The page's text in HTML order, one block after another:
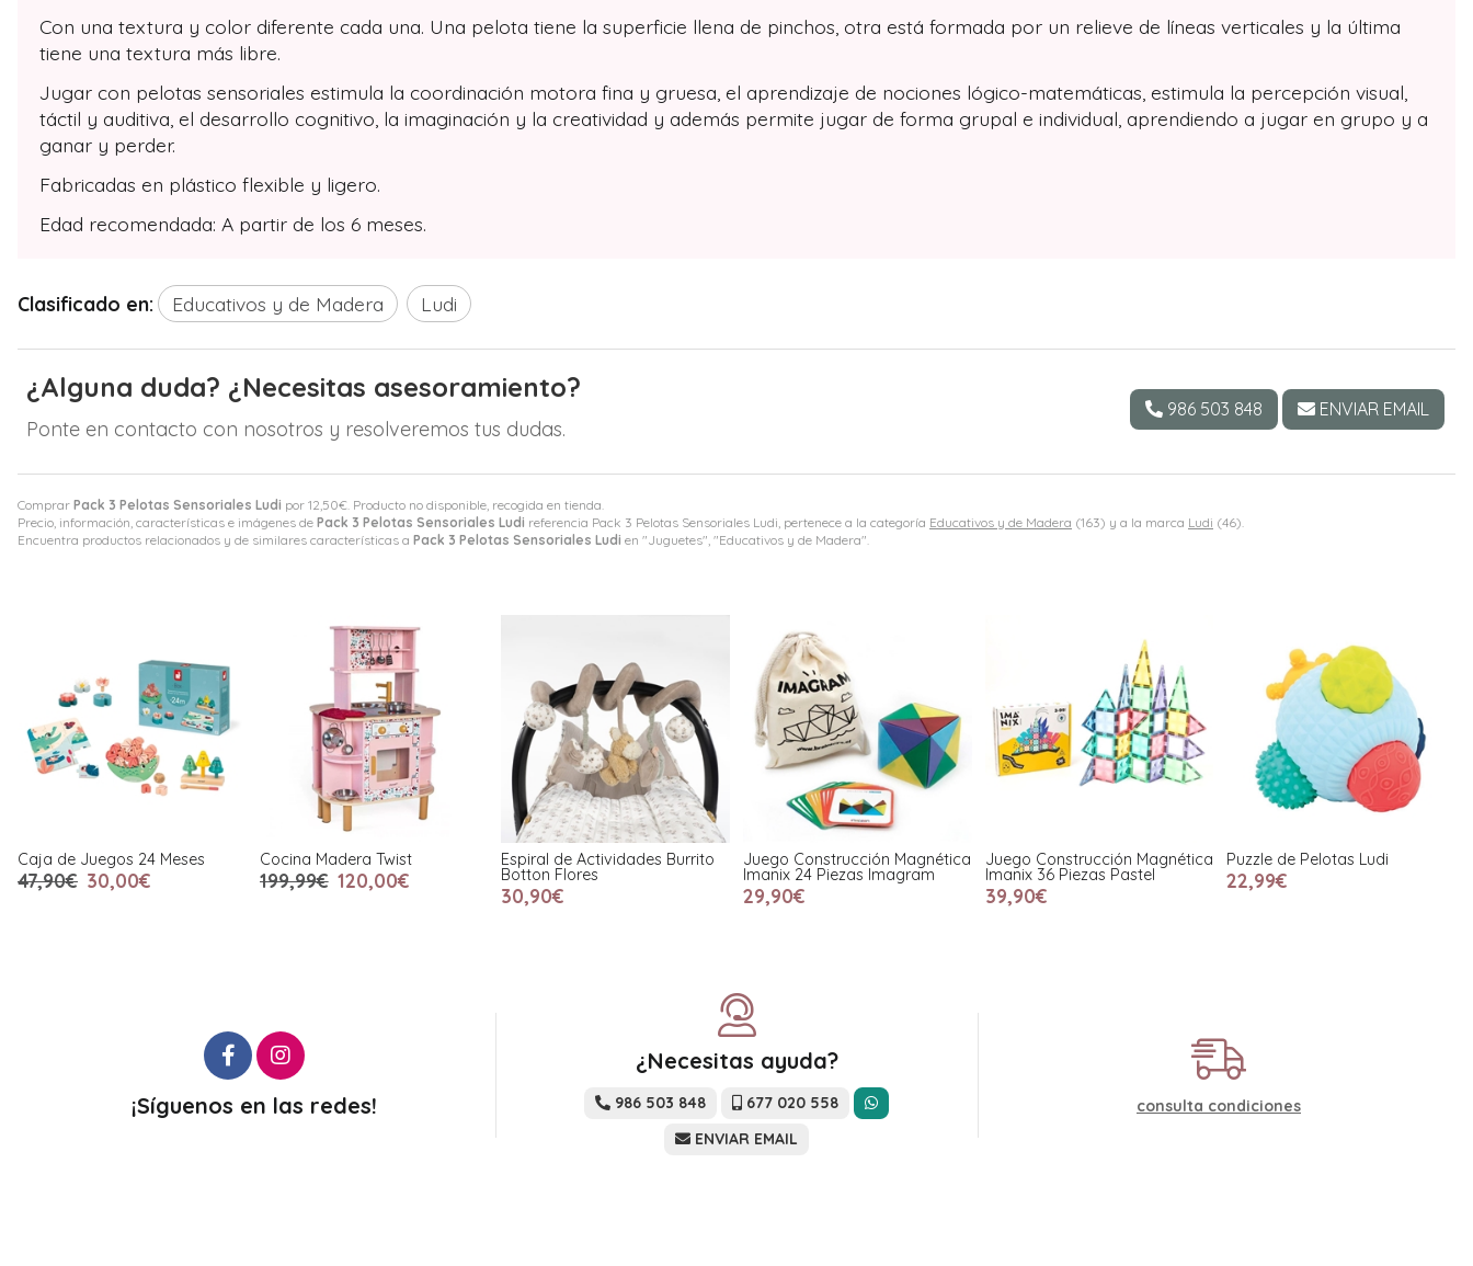
Comprar Pack 3 Pelotas Sensoriales Ludi por 12,50€ . Producto no disponible, recogida en tienda.
Precio, información, características e imágenes de Pack 3 Pelotas Sensoriales Ludi referencia Pack 3 Pelotas Sensoriales Ludi, pertenece a la categoría Educativos y de Madera (163) y a la marca Ludi (46).
Encuentra productos relacionados y de similares características a Pack 3 Pelotas Sensoriales Ludi en "Juguetes", "Educativos y de Madera".
Con una textura y color diferente cada una. Una pelota tiene la superficie llena de pinchos, otra está formada por un relieve de líneas verticales y la última
tiene una textura más libre.
Jugar con pelotas sensoriales estimula la coordinación motora fina y gruesa, el aprendizaje de nociones lógico-matemáticas, estimula la percepción visual,
táctil y auditiva, el desarrollo cognitivo, la imaginación y la creatividad y además permite jugar de forma grupal e individual, aprendiendo a jugar en grupo y a
ganar y perder.
Fabricadas en plástico flexible y ligero.
Edad recomendada: A partir de los 6 meses.
Clasificado en: Educativos y de Madera Ludi
¿Alguna duda? ¿Necesitas asesoramiento?
Ponte en contacto con nosotros y resolveremos tus dudas.
986 503 848 ENVIAR EMAIL
Caja de Juegos 24 Meses
47,90€ 30,00€
Cocina Madera Twist
199,99€ 120,00€
Espiral de Actividades Burrito
Botton Flores
30,90€
Juego Construcción Magnética
Imanix 24 Piezas Imagram
29,90€
Juego Construcción Magnética
Imanix 36 Piezas Pastel
39,90€
Puzzle de Pelotas Ludi
22,99€
¡Síguenos en las redes!
¿Necesitas ayuda?
986 503 848
677 020 558
ENVIAR EMAIL
consulta condiciones